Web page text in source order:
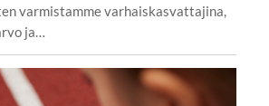
varmistamme varhaiskasvattajina,
ja…